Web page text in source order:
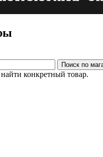
конкретный товар.